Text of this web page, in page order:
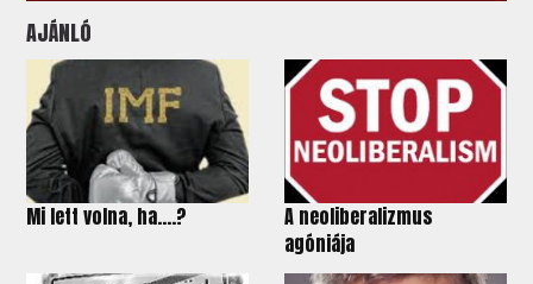
AJÁNLÓ
Mi lett volna, ha….?
A neoliberalizmus
agóniája